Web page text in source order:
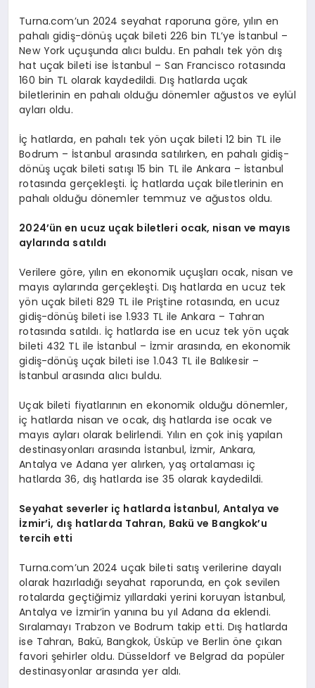
Turna.com’un 2024 seyahat raporuna göre, yılın en
pahalı gidiş-dönüş uçak bileti 226 bin TL’ye İstanbul –
New York uçuşunda alıcı buldu. En pahalı tek yön dış
hat uçak bileti ise İstanbul – San Francisco rotasında
160 bin TL olarak kaydedildi. Dış hatlarda uçak
biletlerinin en pahalı olduğu dönemler ağustos ve eylül
ayları oldu.
İç hatlarda, en pahalı tek yön uçak bileti 12 bin TL ile
Bodrum – İstanbul arasında satılırken, en pahalı gidiş-
dönüş uçak bileti satışı 15 bin TL ile Ankara – İstanbul
rotasında gerçekleşti. İç hatlarda uçak biletlerinin en
pahalı olduğu dönemler temmuz ve ağustos oldu.
2024’ün en ucuz uçak biletleri ocak, nisan ve mayıs
aylarında satıldı
Verilere göre, yılın en ekonomik uçuşları ocak, nisan ve
mayıs aylarında gerçekleşti. Dış hatlarda en ucuz tek
yön uçak bileti 829 TL ile Priştine rotasında, en ucuz
gidiş-dönüş bileti ise 1.933 TL ile Ankara – Tahran
rotasında satıldı. İç hatlarda ise en ucuz tek yön uçak
bileti 432 TL ile İstanbul – İzmir arasında, en ekonomik
gidiş-dönüş uçak bileti ise 1.043 TL ile Balıkesir –
İstanbul arasında alıcı buldu.
Uçak bileti fiyatlarının en ekonomik olduğu dönemler,
iç hatlarda nisan ve ocak, dış hatlarda ise ocak ve
mayıs ayları olarak belirlendi. Yılın en çok iniş yapılan
destinasyonları arasında İstanbul, İzmir, Ankara,
Antalya ve Adana yer alırken, yaş ortalaması iç
hatlarda 36, dış hatlarda ise 35 olarak kaydedildi.
Seyahat severler iç hatlarda İstanbul, Antalya ve
İzmir’i, dış hatlarda Tahran, Baküve Bangkok’u
tercih etti
Turna.com’un 2024 uçak bileti satış verilerine dayalı
olarak hazırladığı seyahat raporunda, en çok sevilen
rotalarda geçtiğimiz yıllardaki yerini koruyan İstanbul,
Antalya ve İzmir’in yanına bu yıl Adana da eklendi.
Sıralamayı Trabzon ve Bodrum takip etti. Dış hatlarda
ise Tahran, Bakü, Bangkok, Üsküp ve Berlin öne çıkan
favori şehirler oldu. Düsseldorf ve Belgrad da popüler
destinasyonlar arasında yer aldı.